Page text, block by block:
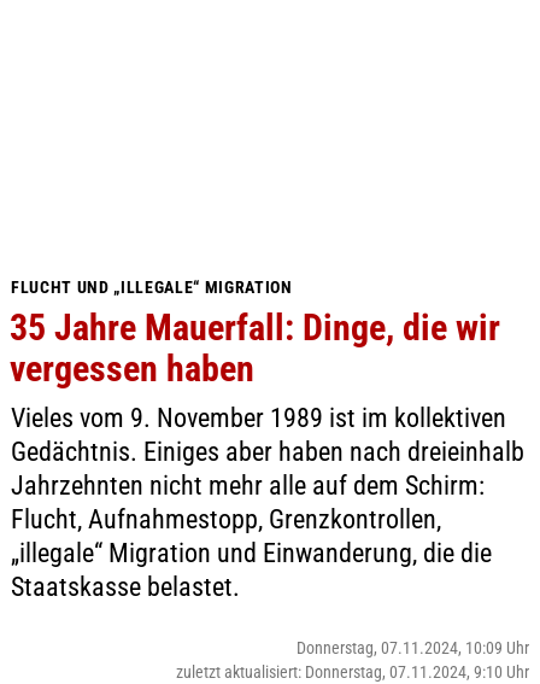
FLUCHT UND „ILLEGALE“ MIGRATION
35 Jahre Mauerfall: Dinge, die wir
vergessen haben
Vieles vom 9. November 1989 ist im kollektiven
Gedächtnis. Einiges aber haben nach dreieinhalb
Jahrzehnten nicht mehr alle auf dem Schirm:
Flucht, Aufnahmestopp, Grenzkontrollen,
„illegale“ Migration und Einwanderung, die die
Staatskasse belastet.
Donnerstag, 07.11.2024, 10:09 Uhr
zuletzt aktualisiert: Donnerstag, 07.11.2024, 9:10 Uhr